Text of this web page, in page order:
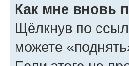
Как мне вновь
Щёлкнув по
можете